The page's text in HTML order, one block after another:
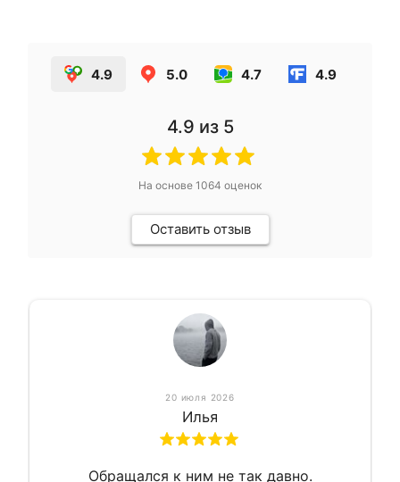
4.9 5.0 4.7 4.9
4.9 из 5
На основе 1064 оценок
Оставить отзыв
20 июля 2026
Илья
Обращался к ним не так давно.